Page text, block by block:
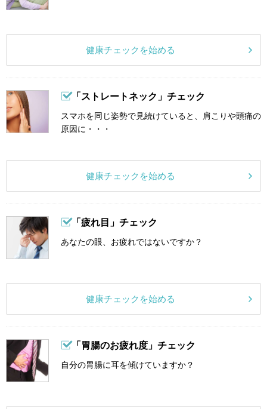
健康チェックを始める
「ストレートネック」チェック
スマホを同じ姿勢で見続けていると、肩こりや頭痛の
原因に・・・
健康チェックを始める
「疲れ目」チェック
あなたの眼、お疲れではないですか？
健康チェックを始める
「胃腸のお疲れ度」チェック
自分の胃腸に耳を傾けていますか？